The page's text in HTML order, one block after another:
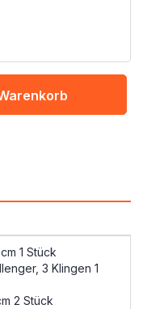
1 Stück
3 Klingen 1
2 Stück